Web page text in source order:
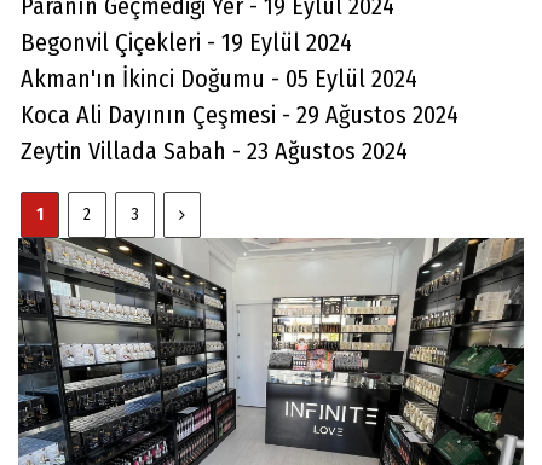
Paranın Geçmediği Yer - 19 Eylül 2024
Begonvil Çiçekleri - 19 Eylül 2024
Akman'ın İkinci Doğumu - 05 Eylül 2024
Koca Ali Dayının Çeşmesi - 29 Ağustos 2024
Zeytin Villada Sabah - 23 Ağustos 2024
1 2 3